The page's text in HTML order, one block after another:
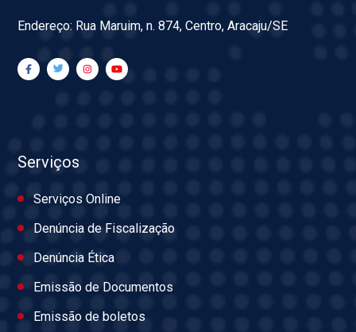
Endereço: Rua Maruim, n. 874, Centro, Aracaju/SE
Serviços
Serviços Online
Denúncia de Fiscalização
Denúncia Ética
Emissão de Documentos
Emissão de boletos